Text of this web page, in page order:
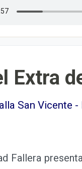
Extra
San Vicente
Fallera